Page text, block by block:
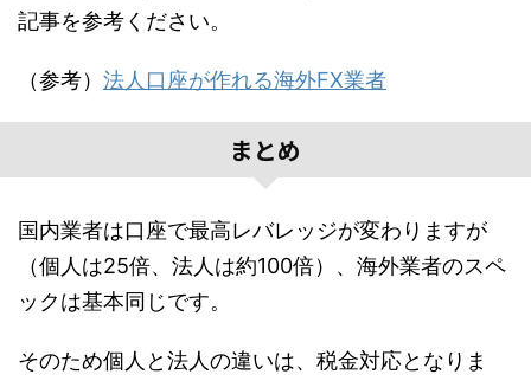
記事を参考ください。
（参考） 法人口座が作れる海外FX業者
まとめ
国内業者は口座で最高レバレッジが変わりますが
（個人は25倍、法人は約100倍）、海外業者のスペ
ックは基本同じです。
そのため個人と法人の違いは、税金対応となりま